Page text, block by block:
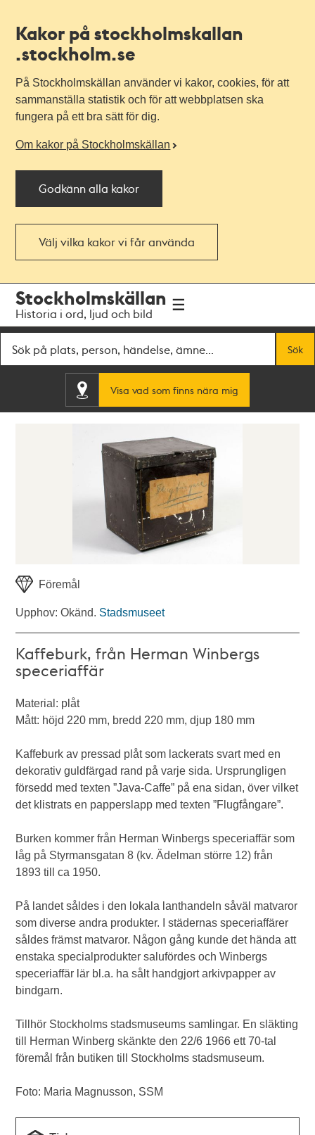
Kakor på stockholmskallan
.stockholm.se
På Stockholmskällan använder vi kakor, cookies, för att
sammanställa statistik och för att webbplatsen ska
fungera på ett bra sätt för dig.
Om kakor på Stockholmskällan
Godkänn alla kakor
Välj vilka kakor vi får använda
navigationen
huvudinnehållet
Stockholmskällan
Historia i ord, ljud och bild
Sök
Visa vad som finns nära mig
Föremål
Upphov: Okänd. Stadsmuseet
Kaffeburk, från Herman Winbergs
speceriaffär
Material: plåt
Mått: höjd 220 mm, bredd 220 mm, djup 180 mm
Kaffeburk av pressad plåt som lackerats svart med en
dekorativ guldfärgad rand på varje sida. Ursprungligen
försedd med texten ”Java-Caffe” på ena sidan, över vilket
det klistrats en papperslapp med texten ”Flugfångare”.
Burken kommer från Herman Winbergs speceriaffär som
låg på Styrmansgatan 8 (kv. Ädelman större 12) från
1893 till ca 1950.
På landet såldes i den lokala lanthandeln såväl matvaror
som diverse andra produkter. I städernas speceriaffärer
såldes främst matvaror. Någon gång kunde det hända att
enstaka specialprodukter salufördes och Winbergs
speceriaffär lär bl.a. ha sålt handgjort arkivpapper av
bindgarn.
Tillhör Stockholms stadsmuseums samlingar. En släkting
till Herman Winberg skänkte den 22/6 1966 ett 70-tal
föremål från butiken till Stockholms stadsmuseum.
Foto: Maria Magnusson, SSM